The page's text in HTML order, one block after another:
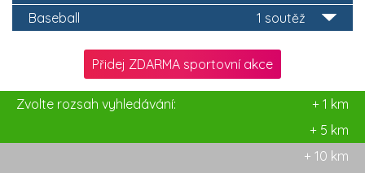
1 soutěž
Baseball
Přidej ZDARMA sportovní akce
Zvolte rozsah vyhledávání:
+ 1 km
+ 5 km
+ 10 km